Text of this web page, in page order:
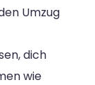
Umzug
dich
wie